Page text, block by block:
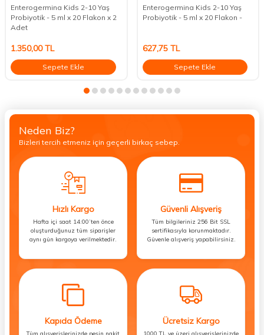
Enterogermina Kids 2-10 Yaş
Probiyotik - 5 ml x 20 Flakon x 2
Adet
1.350,00TL
Sepete Ekle
Enterogermina Kids 2-10 Yaş
Probiyotik - 5 ml x 20 Flakon -
627,75TL
Sepete Ekle
Neden Biz?
Bizleri tercih etmeniz için geçerli birkaç sebep.
Hızlı Kargo
Hafta içi saat 14:00’ten önce
oluşturduğunuz tüm siparişler
aynı gün kargoya verilmektedir.
Güvenli Alışveriş
Tüm bilgileriniz 256 Bit SSL
sertifikasıyla korunmaktadır.
Güvenle alışveriş yapabilirsiniz.
Kapıda Ödeme
Tüm alışverişlerinizde peşin nakit
Ücretsiz Kargo
1000 TL ve üzeri alışverişlerinizde